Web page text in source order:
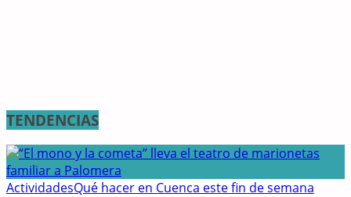
TENDENCIAS
ActividadesQué hacer en Cuenca este fin de semana